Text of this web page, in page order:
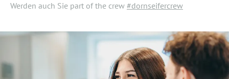
Werden auch Sie part of the crew #dornseifercrew